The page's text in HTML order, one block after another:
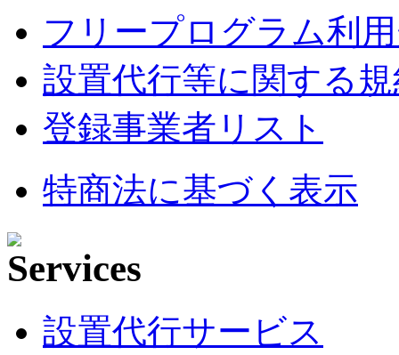
フリープログラム利
設置代行等に関する
登録事業者リスト
特商法に基づく表示
設置代行サービス